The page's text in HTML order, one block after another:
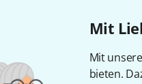
Mit
Mit
bieten.